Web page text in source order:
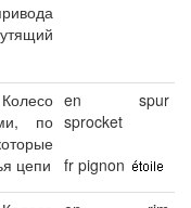
по
цепи
en spur
sprocket
fr pignon